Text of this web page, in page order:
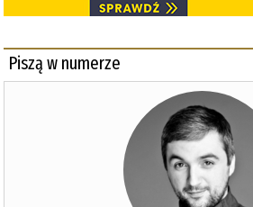
Piszą w numerze